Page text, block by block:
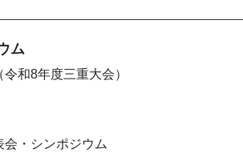
ム
和8年度三重大会）
・シンポジウム